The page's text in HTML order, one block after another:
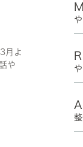
月よ
や